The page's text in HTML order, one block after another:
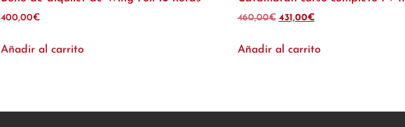
400,00€
Añadir al carrito
460,00€ 431,00€
Añadir al carrito